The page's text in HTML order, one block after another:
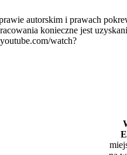
autorskim i prawach
konieczne jest
watch?